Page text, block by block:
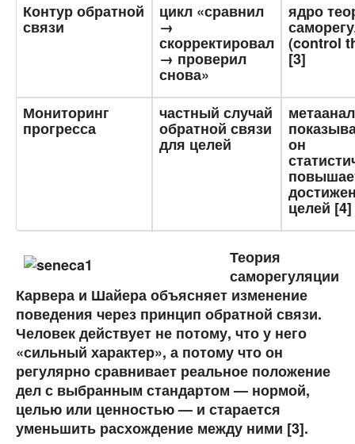
Контур обратной
связи
цикл «сравнил
→
скорректировал
→ проверил
снова»
ядро
(control
[3]
Мониторинг
прогресса
частный случай
обратной связи
для целей он
целей [4]
Теория
саморегуляции
Карвера и Шайера объясняет изменение
поведения через принцип обратной связи.
Человек действует не потому, что у него
«сильный характер», а потому что он
регулярно сравнивает реальное положение
дел с выбранным стандартом — нормой,
целью или ценностью — и старается
уменьшить расхождение между ними [3].